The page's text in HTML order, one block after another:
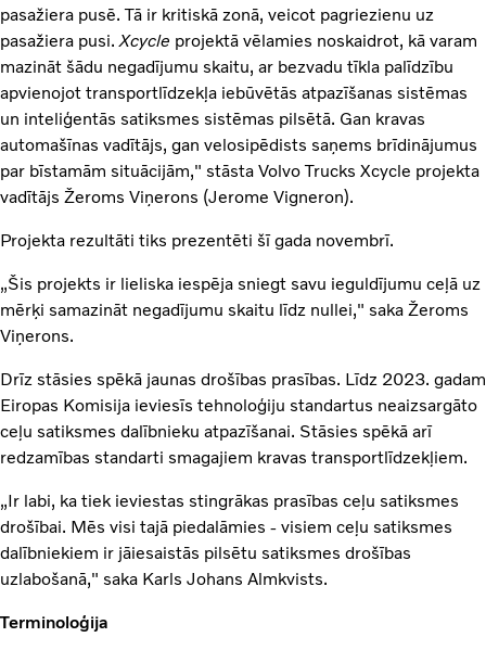
pasažiera pusē. Tā ir kritiskā zonā, veicot pagriezienu uz
pasažiera pusi.Xcycle projektā vēlamies noskaidrot, kā varam
mazināt šādu negadījumu skaitu, ar bezvadu tīkla palīdzību
apvienojot transportlīdzekļa iebūvētās atpazīšanas sistēmas
un inteliģentās satiksmes sistēmas pilsētā. Gan kravas
automašīnas vadītājs, gan velosipēdists saņems brīdinājumus
par bīstamām situācijām," stāsta Volvo Trucks Xcycle projekta
vadītājs Žeroms Viņerons (Jerome Vigneron).
Projekta rezultāti tiks prezentēti šī gada novembrī.
„Šis projekts ir lieliska iespēja sniegt savu ieguldījumu ceļā uz
mērķi samazināt negadījumu skaitu līdz nullei," saka Žeroms
Viņerons.
Drīz stāsies spēkā jaunas drošības prasības. Līdz 2023. gadam
Eiropas Komisija ieviesīs tehnoloģiju standartus neaizsargāto
ceļu satiksmes dalībnieku atpazīšanai. Stāsies spēkā arī
redzamības standarti smagajiem kravas transportlīdzekļiem.
„Ir labi, ka tiek ieviestas stingrākas prasības ceļu satiksmes
drošībai. Mēs visi tajā piedalāmies - visiem ceļu satiksmes
dalībniekiem ir jāiesaistās pilsētu satiksmes drošības
uzlabošanā," saka Karls Johans Almkvists.
Terminoloģija